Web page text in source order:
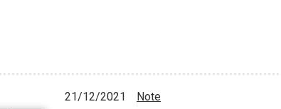
21/12/2021 Note